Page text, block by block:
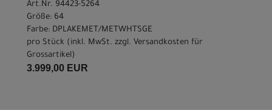
Art.Nr. 94423-5264
Größe: 64
Farbe: DPLAKEMET/METWHTSGE
pro Stück (inkl. MwSt. zzgl. Versandkosten für
Grossartikel)
3.999,00 EUR